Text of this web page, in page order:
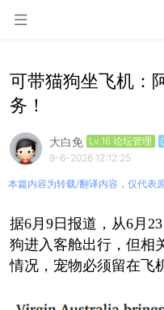
可带猫狗坐飞机：
务！
大白免 Lv.16 论坛管理
9-6-2026 12:12:25
本篇内容为转载/翻译内容，仅代表
据6月9日报道，从6月
狗进入客舱出行，但相
情况，宠物必须留在飞